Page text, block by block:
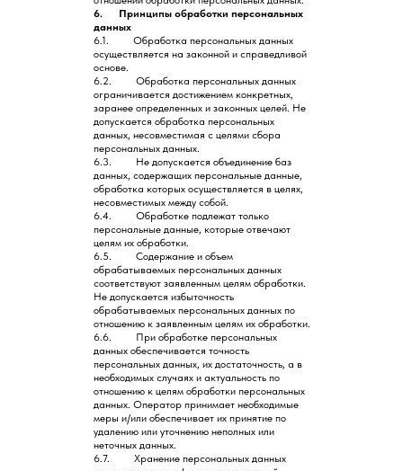
6. Принципы обработки персональных
данных
6.1. Обработка персональных данных
осуществляется на законной и справедливой
основе.
6.2. Обработка персональных данных
ограничивается достижением конкретных,
заранее определенных и законных целей. Не
допускается обработка персональных
данных, несовместимая с целями сбора
персональных данных.
6.3. Не допускается объединение баз
данных, содержащих персональные данные,
обработка которых осуществляется в целях,
несовместимых между собой.
6.4. Обработке подлежат только
персональные данные, которые отвечают
целям их обработки.
6.5. Содержание и объем
обрабатываемых персональных данных
соответствуют заявленным целям обработки.
Не допускается избыточность
обрабатываемых персональных данных по
отношению к заявленным целям их обработки.
6.6. При обработке персональных
данных обеспечивается точность
персональных данных, их достаточность, а в
необходимых случаях и актуальность по
отношению к целям обработки персональных
данных. Оператор принимает необходимые
меры и/или обеспечивает их принятие по
удалению или уточнению неполных или
неточных данных.
6.7. Хранение персональных данных